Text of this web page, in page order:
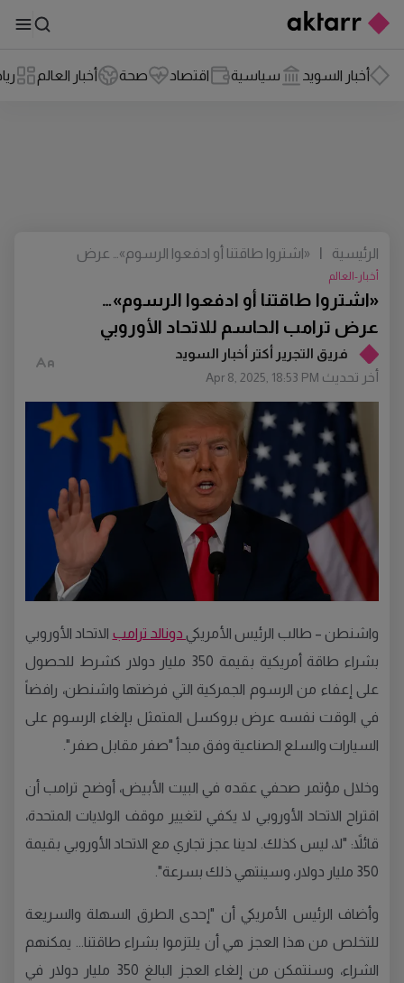
أخبار السويد سياسية اقتصاد صحة أخبار العالم
فريق التجرير أكتر أخبار السويد
أخر تحديث Apr 8, 2025, 18:53 PM
«اشتروا طاقتنا أو ادفعوا الرسوم»…
عرض ترامب الحاسم للاتحاد الأوروبي
أخبار-العالم
الرئيسية |
«اشتروا طاقتنا أو ادفعوا الرسوم»… عرض
واشنطن – طالب الرئيس الأمريكي دونالد ترامب الاتحاد الأوروبي
بشراء طاقة أمريكية بقيمة 350 مليار دولار كشرط للحصول
على إعفاء من الرسوم الجمركية التي فرضتها واشنطن، رافضاً
في الوقت نفسه عرض بروكسل المتمثل بإلغاء الرسوم على
السيارات والسلع الصناعية وفق مبدأ "صفر مقابل صفر".
وخلال مؤتمر صحفي عقده في البيت الأبيض، أوضح ترامب أن
اقتراح الاتحاد الأوروبي لا يكفي لتغيير موقف الولايات المتحدة،
قائلاً: "لا، ليس كذلك. لدينا عجز تجاري مع الاتحاد الأوروبي بقيمة
350 مليار دولار، وسينتهي ذلك بسرعة".
وأضاف الرئيس الأمريكي أن "إحدى الطرق السهلة والسريعة
للتخلص من هذا العجز هي أن يلتزموا بشراء طاقتنا... يمكنهم
الشراء، وسنتمكن من إلغاء العجز البالغ 350 مليار دولار في